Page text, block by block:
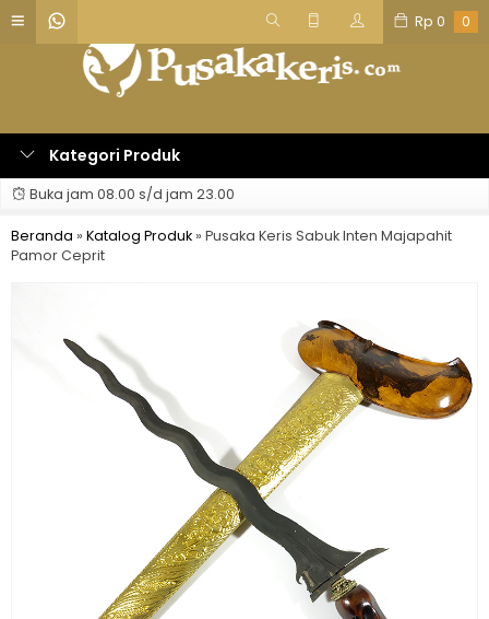
Rp 0 0
Kategori Produk
Buka jam 08.00 s/d jam 23.00
Beranda » Katalog Produk » Pusaka Keris Sabuk Inten Majapahit
Pamor Ceprit